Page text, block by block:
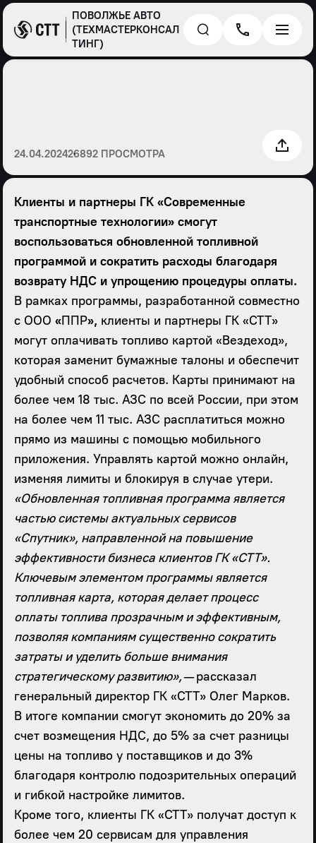
ПОВОЛЖЬЕ АВТО
(ТЕХМАСТЕРКОНСАЛ
ТИНГ)
24.04.202426892 ПРОСМОТРА
Клиенты и партнеры ГК «Современные
транспортные технологии» смогут
воспользоваться обновленной топливной
программой и сократить расходы благодаря
возврату НДС и упрощению процедуры оплаты.
В рамках программы, разработанной совместно
с ООО «ППР», клиенты и партнеры ГК «СТТ»
могут оплачивать топливо картой «Вездеход»,
которая заменит бумажные талоны и обеспечит
удобный способ расчетов. Карты принимают на
более чем 18 тыс. АЗС по всей России, при этом
на более чем 11 тыс. АЗС расплатиться можно
прямо из машины с помощью мобильного
приложения. Управлять картой можно онлайн,
изменяя лимиты и блокируя в случае утери.
«Обновленная топливная программа является
частью системы актуальных сервисов
«Спутник», направленной на повышение
эффективности бизнеса клиентов ГК «СТТ».
Ключевым элементом программы является
топливная карта, которая делает процесс
оплаты топлива прозрачным и эффективным,
позволяя компаниям существенно сократить
затраты и уделить больше внимания
стратегическому развитию»,— рассказал
генеральный директор ГК «СТТ» Олег Марков.
В итоге компании смогут экономить до 20% за
счет возмещения НДС, до 5% за счет разницы
цены на топливо у поставщиков и до 3%
благодаря контролю подозрительных операций
и гибкой настройке лимитов.
Кроме того, клиенты ГК «СТТ» получат доступ к
более чем 20 сервисам для управления